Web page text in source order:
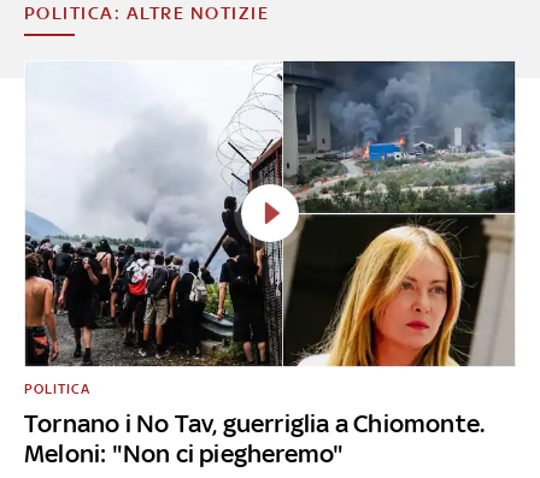
POLITICA: ALTRE NOTIZIE
Tornano i No Tav, guerriglia a Chiomonte.
Meloni: "Non ci piegheremo"
POLITICA